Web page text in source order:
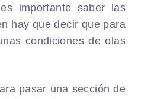
importante saber las
hay que decir que para
condiciones de olas
pasar una sección de